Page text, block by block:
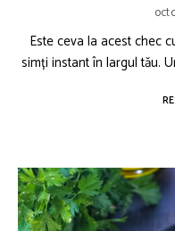
Este ceva la acest chec
simți instant în largul tău.